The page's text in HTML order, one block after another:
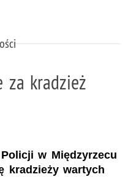
za kradzież
w Międzyrzecu
kradzieży wartych